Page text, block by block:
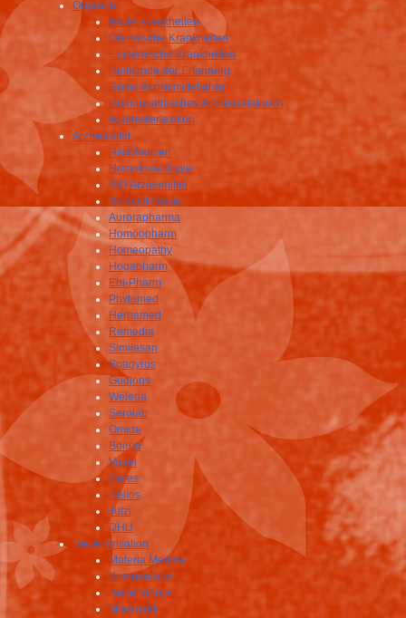
Organon
Akute Krankheiten
Chronische Krankheiten
Epidemische Krankheiten
Heilkunde der Erfahrung
Reine Arzneimittellehre
Homöopathisches Arzneimittelbuch
Apothekerlexikon
Arzneimittel
Heilpflanzen
Homotoxikologie
ISO Arzneimittel
Schmidt-Nagel
Aurorapharma
Homöopharm
Homeopathy
Hogapharm
Ebi-Pharm
Phytomed
Herbamed
Remedia
Similasan
Spagyros
Gudjons
Weleda
Serolab
Omida
Boiron
Vogel
Ceres
Helios
Jutzi
DHU
Repertorisation
Materia Medica
Kompendium
Repertorium
Miasmatik